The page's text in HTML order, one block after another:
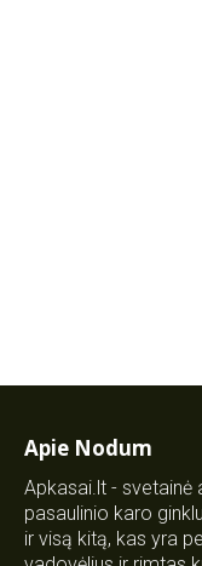
Apie Nodum
Apkasai.lt - svetainė
pasaulinio karo
ir visą kitą, kas yra